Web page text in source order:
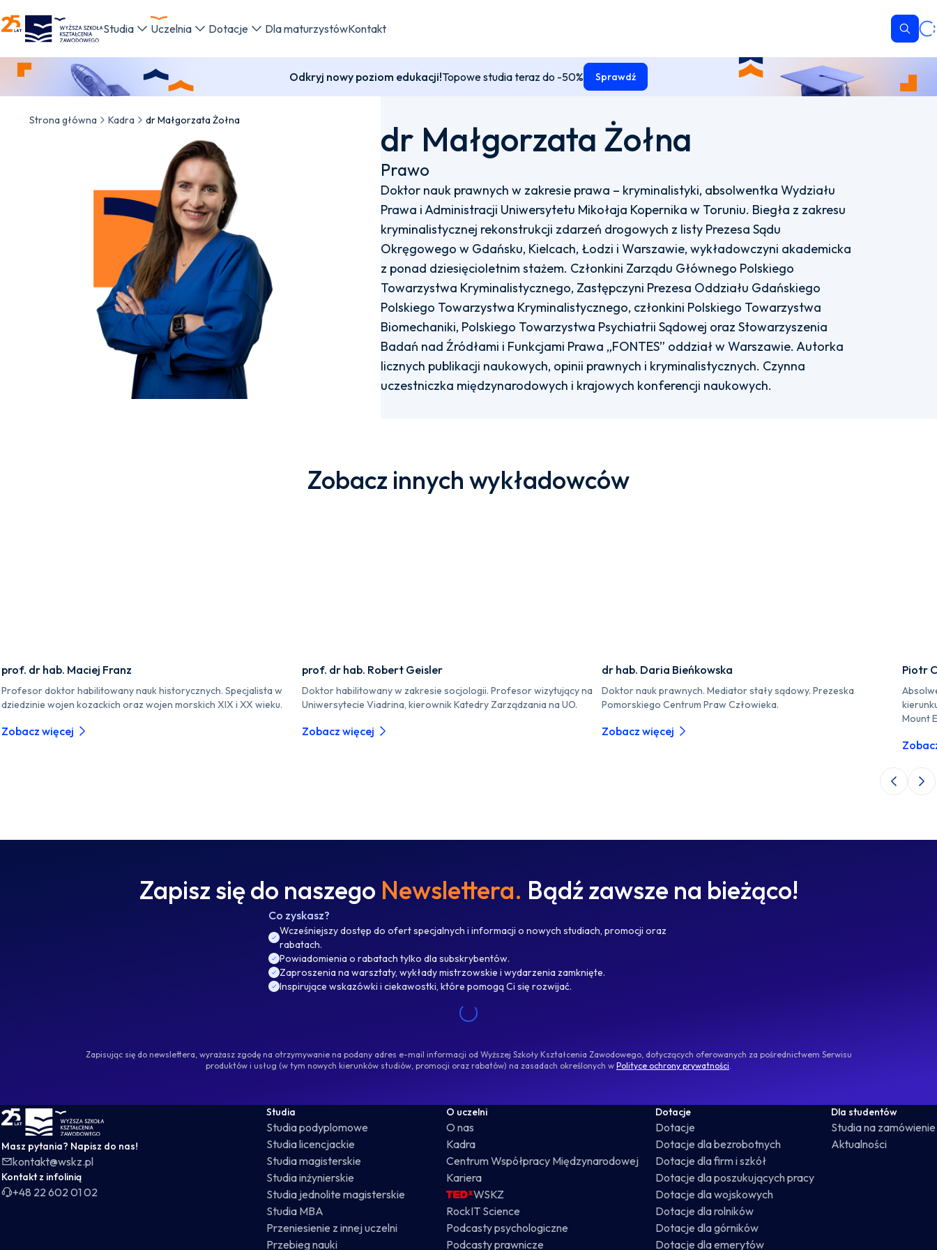
WSKZ - strona główna
Studia Uczelnia Dotacje Dla maturzystówKontakt
Odkryj nowy poziom edukacji!Topowe studia teraz do -50% Sprawdź
Strona główna Kadra dr Małgorzata Żołna dr Małgorzata Żołna
Prawo
Doktor nauk prawnych w zakresie prawa – kryminalistyki, absolwentka Wydziału
Prawa i Administracji Uniwersytetu Mikołaja Kopernika w Toruniu. Biegła z zakresu
kryminalistycznej rekonstrukcji zdarzeń drogowych z listy Prezesa Sądu
Okręgowego w Gdańsku, Kielcach, Łodzi i Warszawie, wykładowczyni akademicka
z ponad dziesięcioletnim stażem. Członkini Zarządu Głównego Polskiego
Towarzystwa Kryminalistycznego, Zastępczyni Prezesa Oddziału Gdańskiego
Polskiego Towarzystwa Kryminalistycznego, członkini Polskiego Towarzystwa
Biomechaniki, Polskiego Towarzystwa Psychiatrii Sądowej oraz Stowarzyszenia
Badań nad Źródłami i Funkcjami Prawa „FONTES” oddział w Warszawie. Autorka
licznych publikacji naukowych, opinii prawnych i kryminalistycznych. Czynna
uczestniczka międzynarodowych i krajowych konferencji naukowych.
Zobacz innych wykładowców
prof. dr hab. Maciej Franz
Profesor doktor habilitowany nauk historycznych. Specjalista w
dziedzinie wojen kozackich oraz wojen morskich XIX i XX wieku.
Zobacz więcej
prof. dr hab. Robert Geisler
Doktor habilitowany w zakresie socjologii. Profesor wizytujący na
Uniwersytecie Viadrina, kierownik Katedry Zarządzania na UO.
Zobacz więcej
dr hab. Daria Bieńkowska
Doktor nauk prawnych. Mediator stały sądowy. Prezeska
Pomorskiego Centrum Praw Człowieka.
Zobacz więcej
Piotr
Mount
Poprzedni
Zapisz się do naszego Newslettera. Bądź zawsze na bieżąco!
Co zyskasz?
Wcześniejszy dostęp do ofert specjalnych i informacji o nowych studiach, promocji oraz
rabatach.
Powiadomienia o rabatach tylko dla subskrybentów.
Zaproszenia na warsztaty, wykłady mistrzowskie i wydarzenia zamknięte.
Inspirujące wskazówki i ciekawostki, które pomogą Ci się rozwijać.
Zapisując się do newslettera, wyrażasz zgodę na otrzymywanie na podany adres e-mail informacji od Wyższej Szkoły Kształcenia Zawodowego, dotyczących oferowanych za pośrednictwem Serwisu
produktów i usług (w tym nowych kierunków studiów, promocji oraz rabatów) na zasadach określonych w Polityce ochrony prywatności.
WSKZ - strona główna
Masz pytania? Napisz do nas!
kontakt@wskz.pl
Kontakt z infolinią
+48 22 602 01 02
Studia
Studia podyplomowe
Studia licencjackie
Studia magisterskie
Studia inżynierskie
Studia jednolite magisterskie
Studia MBA
Przeniesienie z innej uczelni
Przebieg nauki
O uczelni
O nas
Kadra
Centrum Współpracy Międzynarodowej
Kariera
WSKZ
RockIT Science
Podcasty psychologiczne
Podcasty prawnicze
Dotacje
Dotacje
Dotacje dla bezrobotnych
Dotacje dla firm i szkół
Dotacje dla poszukujących pracy
Dotacje dla wojskowych
Dotacje dla rolników
Dotacje dla górników
Dotacje dla emerytów
Dla studentów
Studia na zamówienie
Aktualności